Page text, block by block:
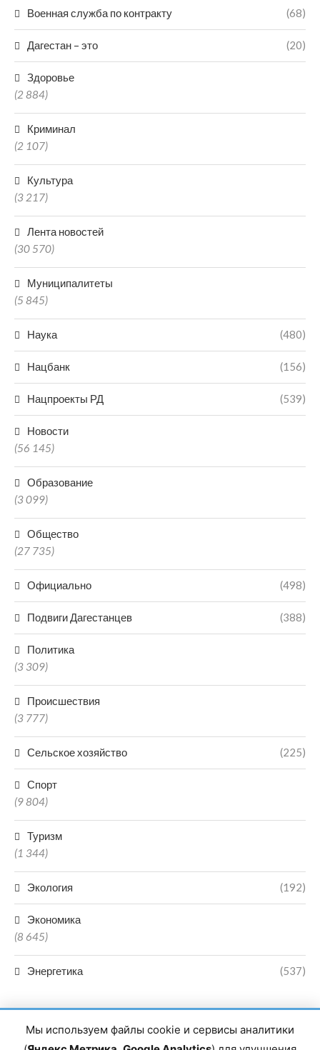
Военная служба по контракту (68)
Дагестан – это (20)
Здоровье
(2 884)
Криминал
(2 107)
Культура
(3 217)
Лента новостей
(30 570)
Муниципалитеты
(5 845)
Наука (480)
Нацбанк (156)
Нацпроекты РД (539)
Новости
(56 145)
Образование
(3 099)
Общество
(27 735)
Официально (498)
Подвиги Дагестанцев (388)
Политика
(3 309)
Происшествия
(3 777)
Сельское хозяйство (225)
Спорт
(9 804)
Туризм
(1 344)
Экология (192)
Экономика
(8 645)
Энергетика (537)
Мы используем файлы cookie и сервисы аналитики